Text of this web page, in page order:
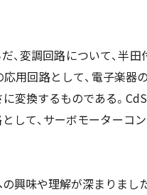
、変調回路について、半
回路として、電子楽器
変換するものである。
して、サーボモーターコ
興味や理解が深まりまし